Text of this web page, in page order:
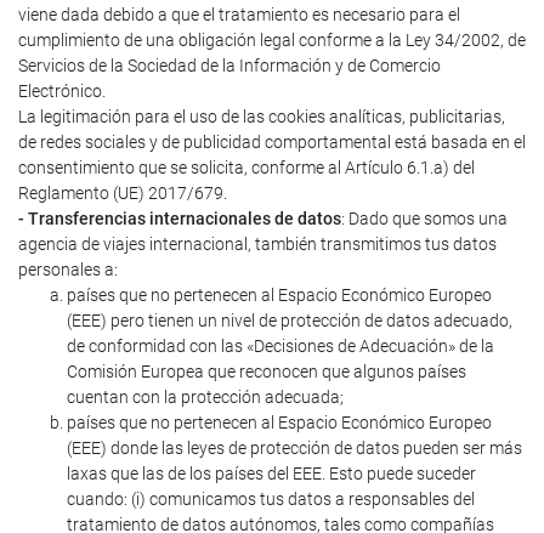
viene dada debido a que el tratamiento es necesario para el
cumplimiento de una obligación legal conforme a la Ley 34/2002, de
Servicios de la Sociedad de la Información y de Comercio
Electrónico.
La legitimación para el uso de las cookies analíticas, publicitarias,
de redes sociales y de publicidad comportamental está basada en el
consentimiento que se solicita, conforme al Artículo 6.1.a) del
Reglamento (UE) 2017/679.
- Transferencias internacionales de datos: Dado que somos una
agencia de viajes internacional, también transmitimos tus datos
personales a:
países que no pertenecen al Espacio Económico Europeo
(EEE) pero tienen un nivel de protección de datos adecuado,
de conformidad con las «Decisiones de Adecuación» de la
Comisión Europea que reconocen que algunos países
cuentan con la protección adecuada;
países que no pertenecen al Espacio Económico Europeo
(EEE) donde las leyes de protección de datos pueden ser más
laxas que las de los países del EEE. Esto puede suceder
cuando: (i) comunicamos tus datos a responsables del
tratamiento de datos autónomos, tales como compañías